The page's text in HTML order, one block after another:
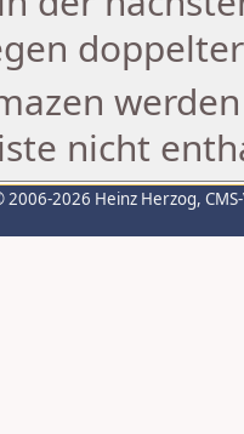
nicht
2006-2026 Heinz Herzog,